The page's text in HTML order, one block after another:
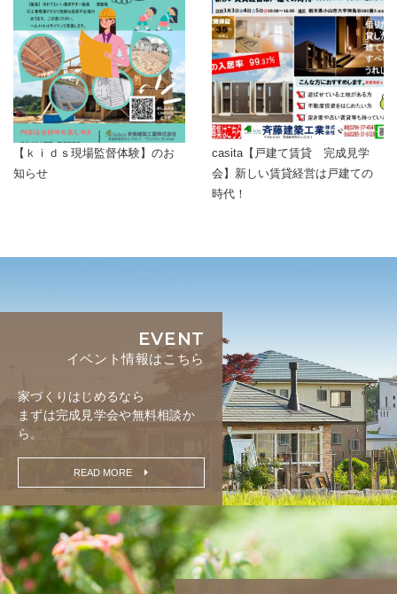
責任を負うものではありません。
お客様自身の責任において個々のウェブサイトの個人情報に関す
る規約等をご確認下さい。
■お問い合わせについて
この内容に関するお問い合わせは当社でお受けいたします。
斉藤建築工業株式会社
〒308-0103 茨城県筑西市辻1510-3
TEL：0296-37-4541
【ｋｉｄｓ現場監督体験】のお
知らせ
casita【戸建て賃貸 完成見学
会】新しい賃貸経営は戸建ての
時代！
EVENT
イベント情報はこちら
家づくりはじめるなら
まずは完成見学会や無料相談か
ら。
READ MORE